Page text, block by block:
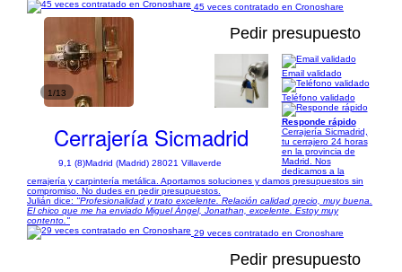
45 veces contratado en Cronoshare
1/13
Pedir presupuesto
Cerrajería Sicmadrid
9,1 (8)Madrid (Madrid) 28021 Villaverde
Email validado
Teléfono validado
Responde rápido
Cerrajería Sicmadrid,
tu cerrajero 24 horas
en la provincia de
Madrid. Nos
dedicamos a la
cerrajería y carpintería metálica. Aportamos soluciones y damos presupuestos sin
compromiso. No dudes en pedir presupuestos.
Julián dice: "Profesionalidad y trato excelente. Relación calidad precio, muy buena.
El chico que me ha enviado Miguel Ángel, Jonathan, excelente. Estoy muy
contento."
29 veces contratado en Cronoshare
Pedir presupuesto